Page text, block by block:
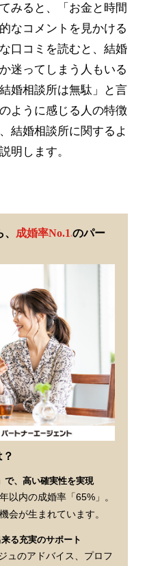
みると、「お金と時間
なコメントを見かける
口コミを読むと、結婚
迷ってしまう人もいる
婚相談所は無駄」と言
ように感じる人の特徴
結婚相談所に関するよ
明します。
成婚率No.1 ※のパー
で、高い確実性を実現
以内の成婚率「65%」。
会が生まれています。
る充実のサポート
ュのアドバイス、プロフ